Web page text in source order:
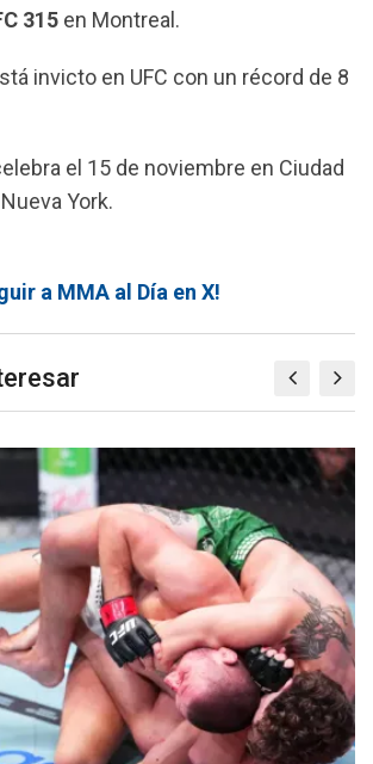
315 en Montreal.
invicto en UFC con un récord de 8
el 15 de noviembre en Ciudad
York.
a MMA al Día en X!